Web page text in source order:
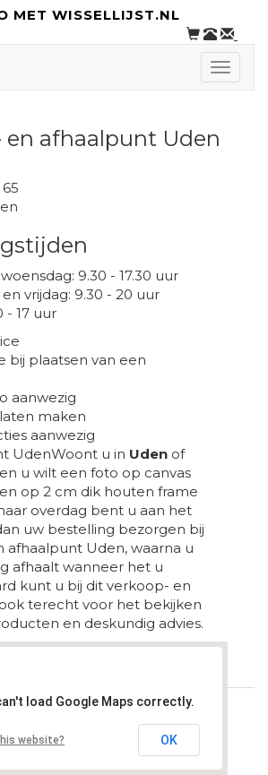
MET WISSELLIJST.NL
Toggle
en afhaalpunt Uden
9.30 - 17.30 uur
vrijdag: 9.30 - 20 uur
- 17 uur
bij plaatsen van een
aanwezig
laten maken
aanwezig
Woont u in Uden of
u wilt een foto op canvas
op 2 cm dik houten frame
overdag bent u aan het
uw bestelling bezorgen bij
afhaalpunt Uden, waarna u
afhaalt wanneer het u
kunt u bij dit verkoop- en
terecht voor het bekijken
en deskundig advies.
load Google Maps correctly.
website? OK